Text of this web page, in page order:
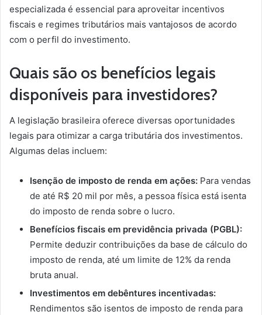
especializada é essencial para aproveitar incentivos
fiscais e regimes tributários mais vantajosos de acordo
com o perfil do investimento.
Quais são os benefícios legais
disponíveis para investidores?
A legislação brasileira oferece diversas oportunidades
legais para otimizar a carga tributária dos investimentos.
Algumas delas incluem:
Isenção de imposto de renda em ações: Para vendas
de até R$ 20 mil por mês, a pessoa física está isenta
do imposto de renda sobre o lucro.
Benefícios fiscais em previdência privada (PGBL):
Permite deduzir contribuições da base de cálculo do
imposto de renda, até um limite de 12% da renda
bruta anual.
Investimentos em debêntures incentivadas:
Rendimentos são isentos de imposto de renda para